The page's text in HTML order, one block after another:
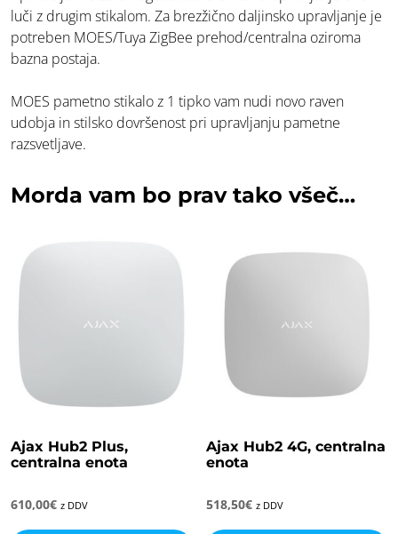
luči z drugim stikalom. Za brezžično daljinsko upravljanje je
potreben MOES/Tuya ZigBee prehod/centralna oziroma
bazna postaja.
MOES pametno stikalo z 1 tipko vam nudi novo raven
udobja in stilsko dovršenost pri upravljanju pametne
razsvetljave.
Morda vam bo prav tako všeč…
Ajax Hub2 Plus,
centralna enota
610,00€ z DDV
Ajax Hub2 4G, centralna
enota
518,50€ z DDV